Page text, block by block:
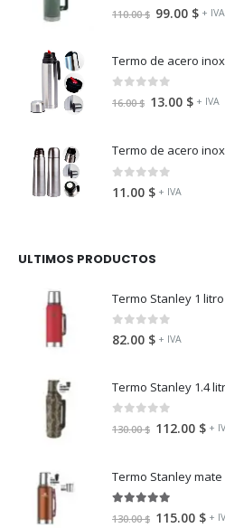
fuera de 5
110.00$ 99.00 $ + IVA
Termo de acero
fuera de 5
16.00$ 13.00 $ + IVA
Termo de acero
fuera de 5
11.00 $ + IVA
ULTIMOS PRODUCTOS
Termo Stanley 1
0 fuera de 5
82.00 $ + IVA
Termo Stanley 1.4
fuera de 5
130.00$ 112.00 $ +
Termo Stanley
fuera de 5
130.00$ 115.00 $ +